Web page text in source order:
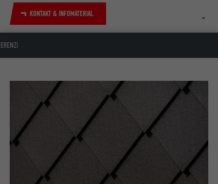
KONTAKT & INFOMATERIAL